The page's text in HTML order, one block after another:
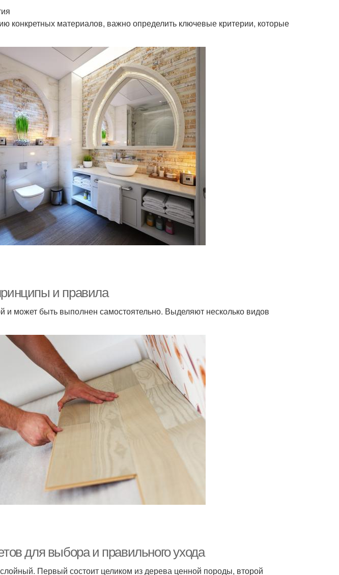
конкретных материалов, важно определить ключевые критерии, которые
и правила
и может быть выполнен самостоятельно. Выделяют несколько видов
для выбора и правильного ухода
Первый состоит целиком из дерева ценной породы, второй